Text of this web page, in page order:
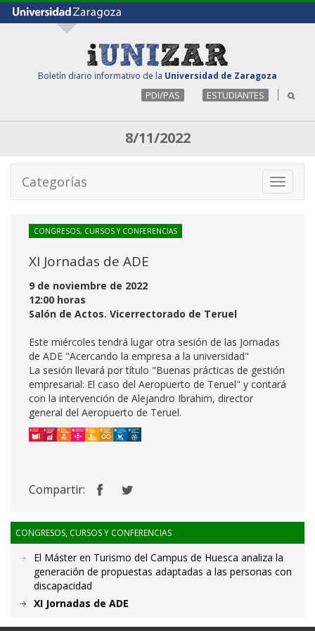
Boletín diario informativo de la Universidad de Zaragoza
PDI/PAS ESTUDIANTES
8/11/2022
Toggle
Categorías
CONGRESOS, CURSOS Y CONFERENCIAS
XI Jornadas de ADE
9 de noviembre de 2022
12:00 horas
Salón de Actos. Vicerrectorado de Teruel
Este miércoles tendrá lugar otra sesión de las Jornadas
de ADE "Acercando la empresa a la universidad"
La sesión llevará por título "Buenas prácticas de gestión
empresarial: El caso del Aeropuerto de Teruel" y contará
con la intervención de Alejandro Ibrahim, director
general del Aeropuerto de Teruel.
Compartir:
CONGRESOS, CURSOS Y CONFERENCIAS
El Máster en Turismo del Campus de Huesca analiza la
generación de propuestas adaptadas a las personas con
discapacidad
XI Jornadas de ADE